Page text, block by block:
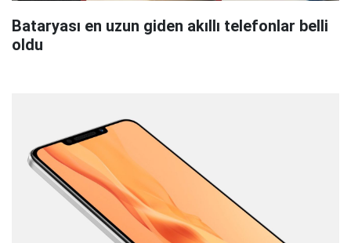
Bataryası en uzun giden akıllı telefonlar belli
oldu